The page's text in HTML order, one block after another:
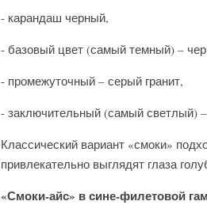
- карандаш черный,
- базовый цвет (самый темный) –
- промежуточный – серый гранит,
- заключительный (самый светлый)
Классический вариант «смоки»
привлекательно выглядят глаза
«Смоки-айс» в сине-филетовой